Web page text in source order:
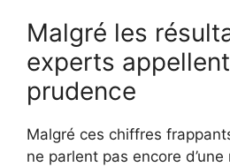
Malgré les
experts
prudence
Malgré ces chiffres
ne parlent pas encore